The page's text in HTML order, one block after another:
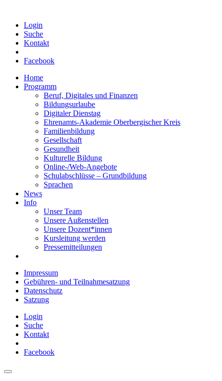
Login
Suche
Kontakt
Facebook
Home
Programm
Beruf, Digitales und Finanzen
Bildungsurlaube
Digitaler Dienstag
Ehrenamts-Akademie Oberbergischer Kreis
Familienbildung
Gesellschaft
Gesundheit
Kulturelle Bildung
Online-/Web-Angebote
Schulabschlüsse – Grundbildung
Sprachen
News
Info
Unser Team
Unsere Außenstellen
Unsere Dozent*innen
Kursleitung werden
Pressemitteilungen
Impressum
Gebühren- und Teilnahmesatzung
Datenschutz
Satzung
Login
Suche
Kontakt
Facebook